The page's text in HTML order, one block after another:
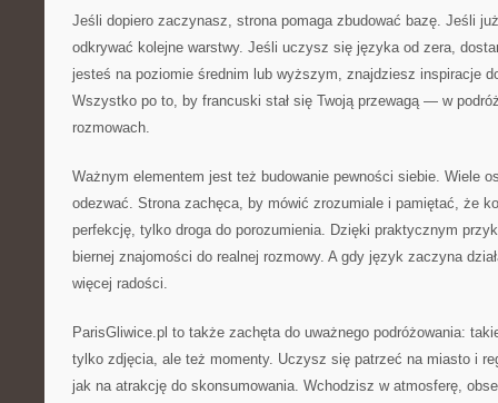
Jeśli dopiero zaczynasz, strona pomaga zbudować bazę. Jeśli
odkrywać kolejne warstwy. Jeśli uczysz się języka od zera,
jesteś na poziomie średnim lub wyższym, znajdziesz inspiracje
Wszystko po to, by francuski stał się Twoją przewagą — w
rozmowach.
Ważnym elementem jest też budowanie pewności siebie. Wiele
odezwać. Strona zachęca, by mówić zrozumiale i pamiętać, że
perfekcję, tylko droga do porozumienia. Dzięki praktycznym
biernej znajomości do realnej rozmowy. A gdy język zaczyna
więcej radości.
ParisGliwice.pl to także zachęta do uważnego podróżowania:
tylko zdjęcia, ale też momenty. Uczysz się patrzeć na miasto i
jak na atrakcję do skonsumowania. Wchodzisz w atmosferę,